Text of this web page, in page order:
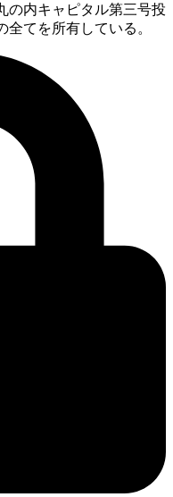
の内キャピタル第三号投
てを所有している。